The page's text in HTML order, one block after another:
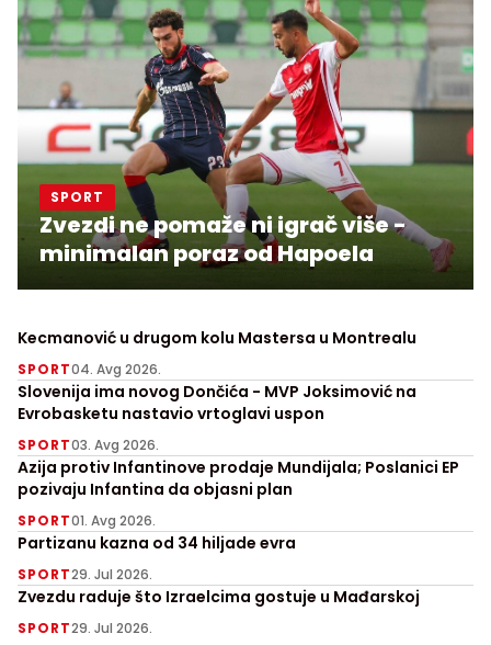
SPORT
Zvezdi ne pomaže ni igrač više -
minimalan poraz od Hapoela
Kecmanović u drugom kolu Mastersa u Montrealu
SPORT04. Avg 2026.
Slovenija ima novog Dončića - MVP Joksimović na
Evrobasketu nastavio vrtoglavi uspon
SPORT03. Avg 2026.
Azija protiv Infantinove prodaje Mundijala; Poslanici EP
pozivaju Infantina da objasni plan
SPORT01. Avg 2026.
Partizanu kazna od 34 hiljade evra
SPORT29. Jul 2026.
Zvezdu raduje što Izraelcima gostuje u Mađarskoj
SPORT29. Jul 2026.